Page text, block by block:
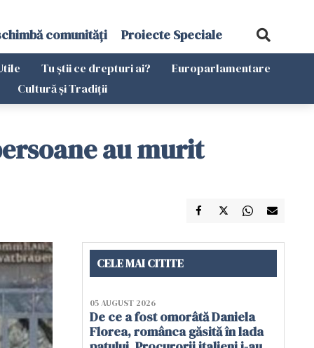
comunități Proiecte Speciale
Tu știi ce drepturi ai?
Europarlamentare
Cultură și Tradiții
au murit
CELE MAI CITITE
05 AUGUST 2026
De ce a fost omorâtă Daniela
Florea, românca găsită în lada